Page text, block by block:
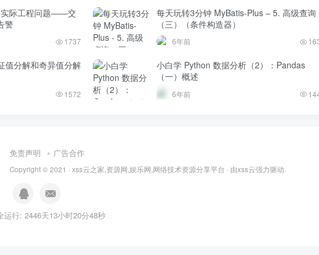
实际工程问题——交
警
1737
每天玩转3分钟 MyBatis-Plus – 5. 高级查询
（三）（条件构造器）
6年前
分解和奇异值分解
1572
小白学 Python 数据分析（2）：Pandas
（一）概述
6年前
免责声明 广告合作
Copyright © 2021 · xss云之家,资源网,娱乐网,网络技术资源分享平台 · 由xss云强力驱动.
运行: 2446天13小时20分48秒